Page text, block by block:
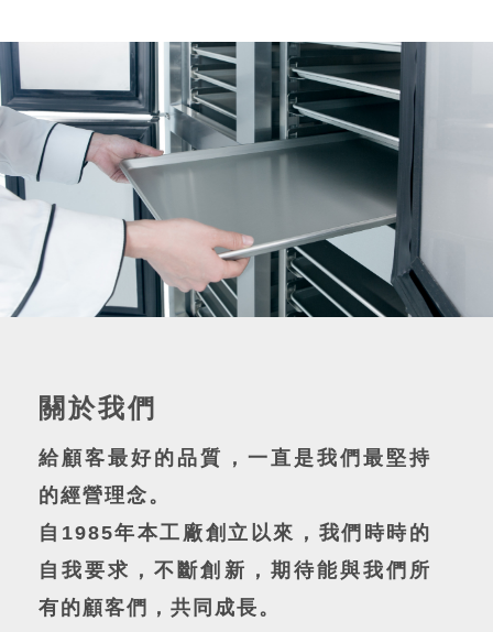
關於我們
給顧客最好的品質，一直是我們最堅持
的經營理念。
自1985年本工廠創立以來，我們時時的
自我要求，不斷創新，期待能與我們所
有的顧客們，共同成長。